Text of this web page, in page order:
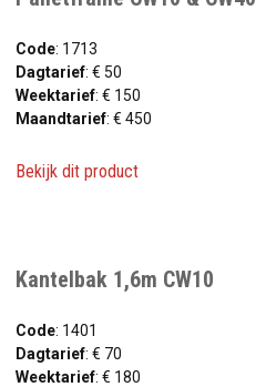
Code: 1713
Dagtarief: € 50
Weektarief: € 150
Maandtarief: € 450
Bekijk dit product
Kantelbak 1,6m CW10
Code: 1401
Dagtarief: € 70
Weektarief: € 180